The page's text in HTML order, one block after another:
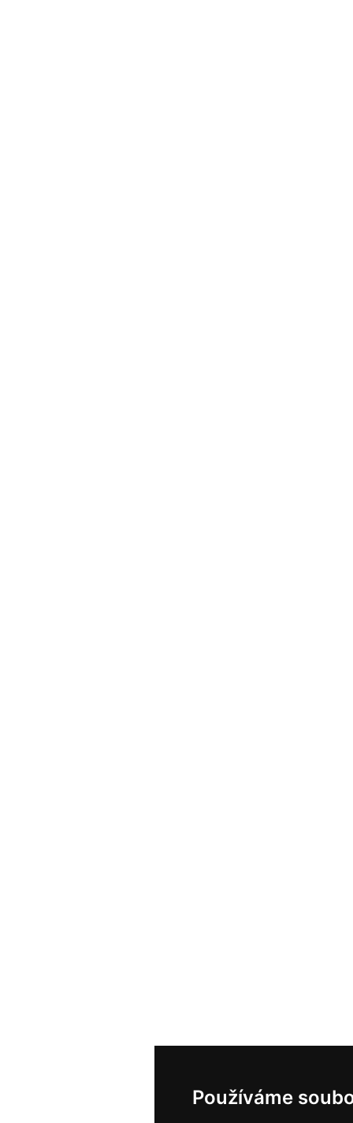
Používáme